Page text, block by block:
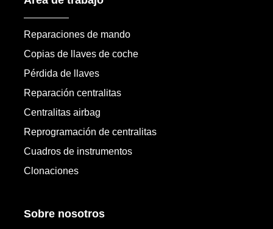
Reparaciones de mando
Copias de llaves de coche
Pérdida de llaves
Reparación centralitas
Centralitas airbag
Reprogramación de centralitas
Cuadros de instrumentos
Clonaciones
Sobre nosotros